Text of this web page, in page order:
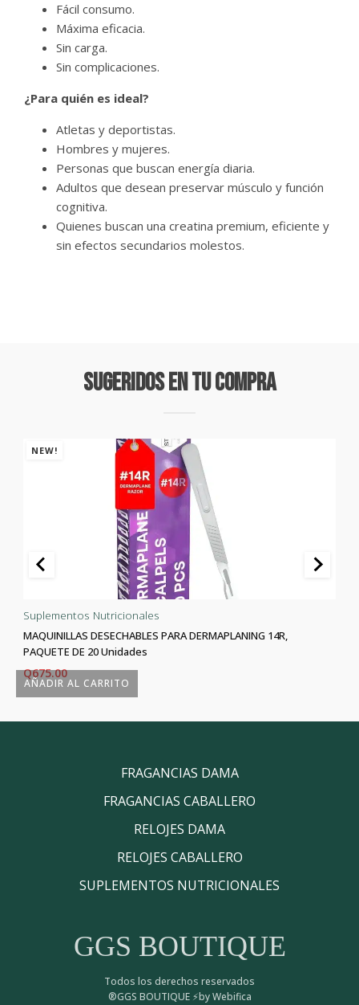
Fácil consumo.
Máxima eficacia.
Sin carga.
Sin complicaciones.
¿Para quién es ideal?
Atletas y deportistas.
Hombres y mujeres.
Personas que buscan energía diaria.
Adultos que desean preservar músculo y función
cognitiva.
Quienes buscan una creatina premium, eficiente y
sin efectos secundarios molestos.
Sugeridos En Tu Compra
NEW!
AÑADIR AL CARRITO
Suplementos Nutricionales
MAQUINILLAS DESECHABLES PARA DERMAPLANING 14R,
PAQUETE DE 20 Unidades
Q675.00
FRAGANCIAS DAMA
FRAGANCIAS CABALLERO
RELOJES DAMA
RELOJES CABALLERO
SUPLEMENTOS NUTRICIONALES
GGS BOUTIQUE
Todos los derechos reservados
®GGS BOUTIQUE ⚡by Webifica